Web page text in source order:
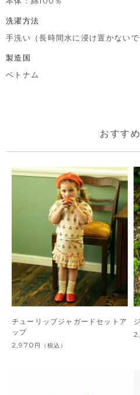
洗濯方法
手洗い（長時間水に浸け置かないで
製造国
ベトナム
おすす
チューリップジャガードセットア
ップ
2,970 円 （税込）